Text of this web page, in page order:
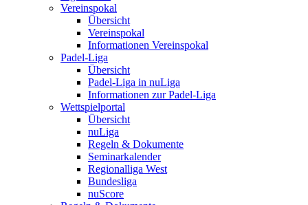
Vereinspokal
Übersicht
Vereinspokal
Informationen Vereinspokal
Padel-Liga
Übersicht
Padel-Liga in nuLiga
Informationen zur Padel-Liga
Wettspielportal
Übersicht
nuLiga
Regeln & Dokumente
Seminarkalender
Regionalliga West
Bundesliga
nuScore